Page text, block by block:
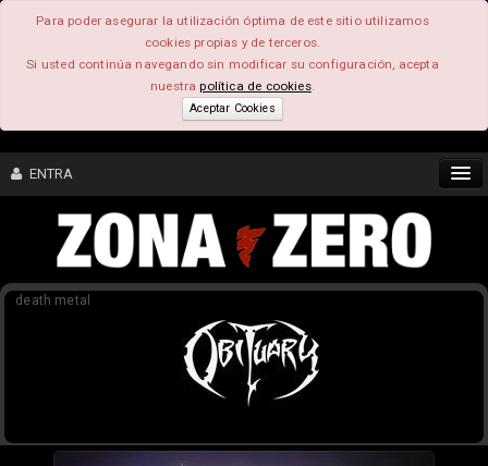
Para poder asegurar la utilización óptima de este sitio utilizamos
cookies propias y de terceros.
Si usted continúa navegando sin modificar su configuración, acepta
nuestrapolítica de cookies.
Aceptar Cookies
ENTRA
CONTENIDO
death metal